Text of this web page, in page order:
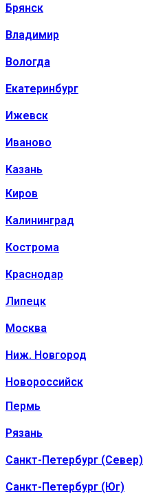
Брянск
Владимир
Вологда
Екатеринбург
Ижевск
Иваново
Казань
Киров
Калининград
Кострома
Краснодар
Липецк
Москва
Ниж. Новгород
Новороссийск
Пермь
Рязань
Санкт-Петербург (Север)
Санкт-Петербург (Юг)